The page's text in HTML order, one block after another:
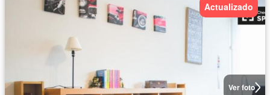
Ver foto
Actualizado